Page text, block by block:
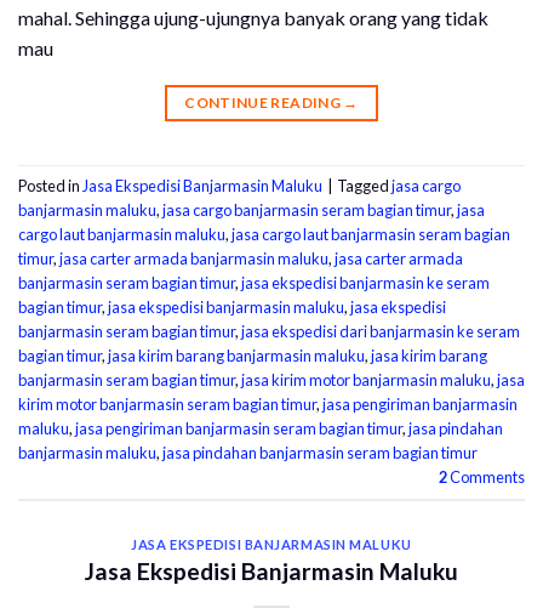
mahal. Sehingga ujung-ujungnya banyak orang yang tidak
mau
CONTINUE READING →
Posted in Jasa Ekspedisi Banjarmasin Maluku Taggedjasa cargo
banjarmasin maluku,jasa cargo banjarmasin seram bagian timur,jasa
cargo laut banjarmasin maluku,jasa cargo laut banjarmasin seram bagian
timur,jasa carter armada banjarmasin maluku,jasa carter armada
banjarmasin seram bagian timur,jasa ekspedisi banjarmasin ke seram
bagian timur,jasa ekspedisi banjarmasin maluku,jasa ekspedisi
banjarmasin seram bagian timur,jasa ekspedisi dari banjarmasin ke seram
bagian timur,jasa kirim barang banjarmasin maluku,jasa kirim barang
banjarmasin seram bagian timur,jasa kirim motor banjarmasin maluku,jasa
kirim motor banjarmasin seram bagian timur,jasa pengiriman banjarmasin
maluku,jasa pengiriman banjarmasin seram bagian timur,jasa pindahan
banjarmasin maluku,jasa pindahan banjarmasin seram bagian timur
2Comments
JASA EKSPEDISI BANJARMASIN MALUKU
Jasa Ekspedisi Banjarmasin Maluku